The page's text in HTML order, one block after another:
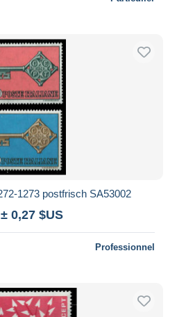
1273 postfrisch SA53002
± 0,27 $US
Professionnel